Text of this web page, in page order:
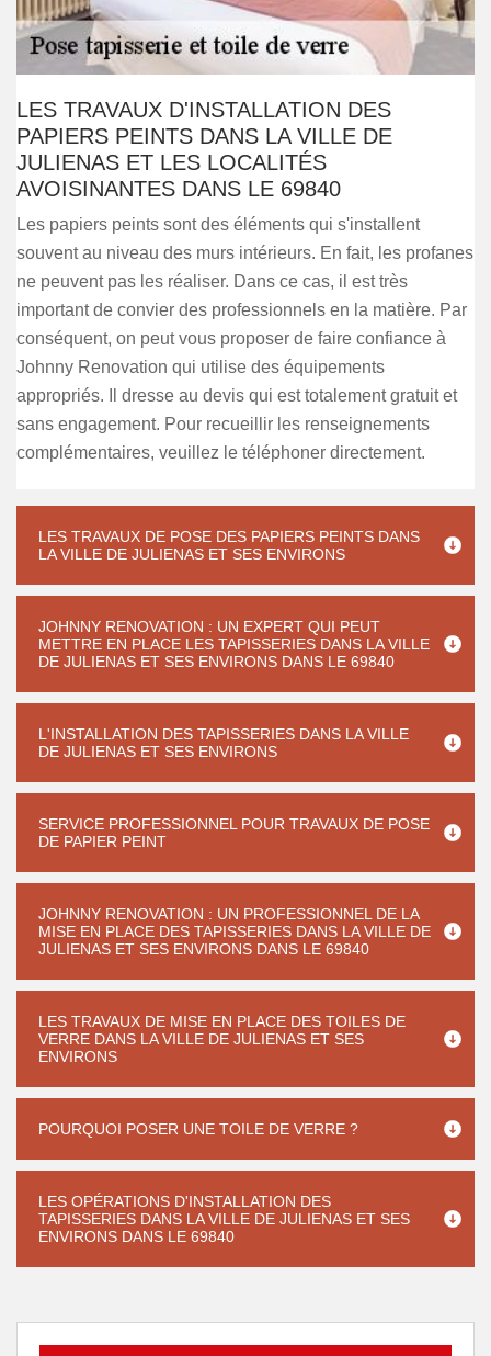
LES TRAVAUX D'INSTALLATION DES
PAPIERS PEINTS DANS LA VILLE DE
JULIENAS ET LES LOCALITÉS
AVOISINANTES DANS LE 69840
Les papiers peints sont des éléments qui s'installent
souvent au niveau des murs intérieurs. En fait, les profanes
ne peuvent pas les réaliser. Dans ce cas, il est très
important de convier des professionnels en la matière. Par
conséquent, on peut vous proposer de faire confiance à
Johnny Renovation qui utilise des équipements
appropriés. Il dresse au devis qui est totalement gratuit et
sans engagement. Pour recueillir les renseignements
complémentaires, veuillez le téléphoner directement.
LES TRAVAUX DE POSE DES PAPIERS PEINTS DANS
LA VILLE DE JULIENAS ET SES ENVIRONS
JOHNNY RENOVATION : UN EXPERT QUI PEUT
METTRE EN PLACE LES TAPISSERIES DANS LA VILLE
DE JULIENAS ET SES ENVIRONS DANS LE 69840
L'INSTALLATION DES TAPISSERIES DANS LA VILLE
DE JULIENAS ET SES ENVIRONS
SERVICE PROFESSIONNEL POUR TRAVAUX DE POSE
DE PAPIER PEINT
JOHNNY RENOVATION : UN PROFESSIONNEL DE LA
MISE EN PLACE DES TAPISSERIES DANS LA VILLE DE
JULIENAS ET SES ENVIRONS DANS LE 69840
LES TRAVAUX DE MISE EN PLACE DES TOILES DE
VERRE DANS LA VILLE DE JULIENAS ET SES
ENVIRONS
POURQUOI POSER UNE TOILE DE VERRE ?
LES OPÉRATIONS D'INSTALLATION DES
TAPISSERIES DANS LA VILLE DE JULIENAS ET SES
ENVIRONS DANS LE 69840